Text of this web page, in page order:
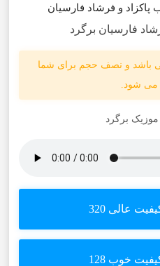
پاکزاد و فرشاد فارسیان
فارسیان برگرد
باشد و نصف حجم برای شما
می شود.
برگرد
عالی 320
خوب 128